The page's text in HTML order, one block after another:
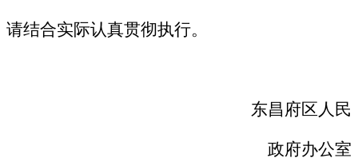
请结合实际认真贯彻执行。
东昌府区人民
政府办公室